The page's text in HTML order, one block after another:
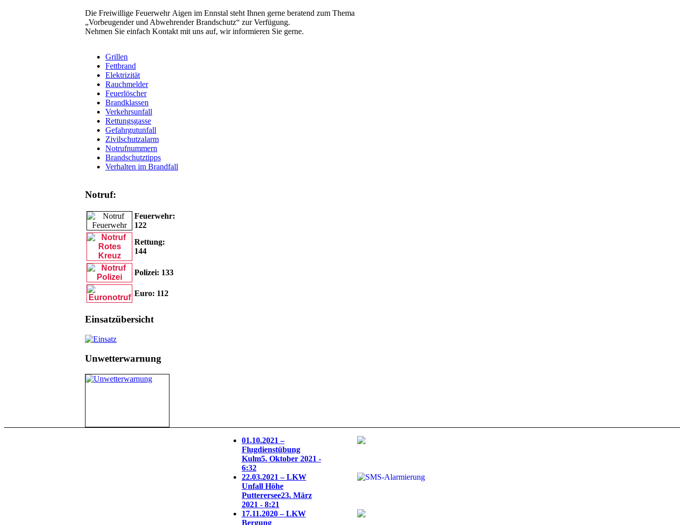
Die Freiwillige Feuerwehr Aigen im Ennstal steht Ihnen gerne beratend zum Thema
„Vorbeugender und Abwehrender Brandschutz“ zur Verfügung.
Nehmen Sie einfach Kontakt mit uns auf, wir informieren Sie gerne.
Grillen
Fettbrand
Elektrizität
Rauchmelder
Feuerlöscher
Brandklassen
Verkehrsunfall
Rettungsgasse
Gefahrgutunfall
Zivilschutzalarm
Notrufnummern
Brandschutztipps
Verhalten im Brandfall
Notruf:
Feuerwehr:
122
Rettung:
144
Polizei: 133
Euro: 112
Einsatzübersicht
Unwetterwarnung
01.10.2021 –
Flugdienstübung
Kulm5. Oktober 2021 -
6:32
22.03.2021 – LKW
Unfall Höhe
Putterersee23. März
2021 - 8:21
17.11.2020 – LKW
Bergung